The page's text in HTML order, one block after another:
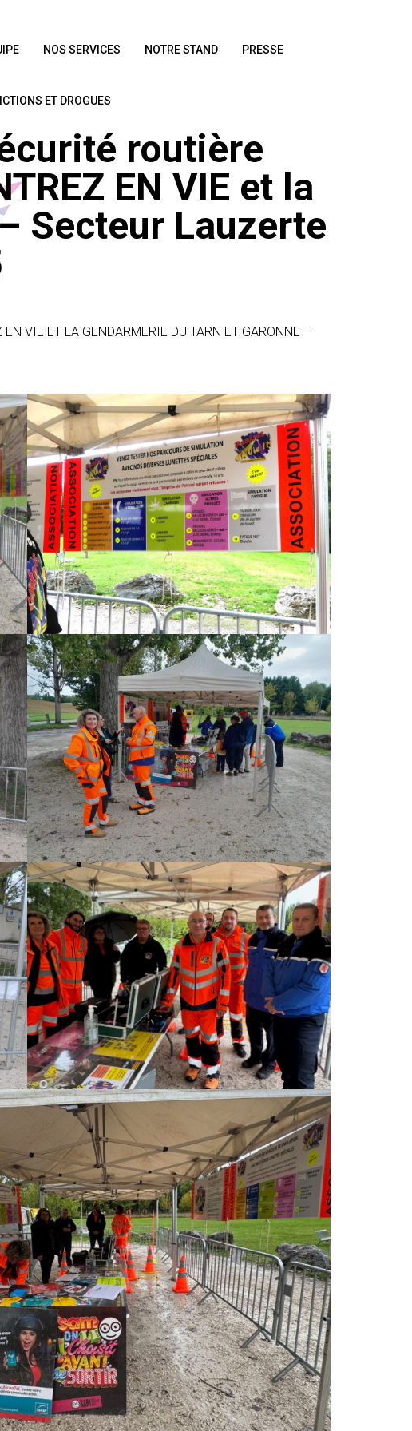
NOS SERVICES NOTRE STAND PRESSE
ET DROGUES
routière
EN VIE et la
Secteur Lauzerte
VIE ET LA GENDARMERIE DU TARN ET GARONNE –